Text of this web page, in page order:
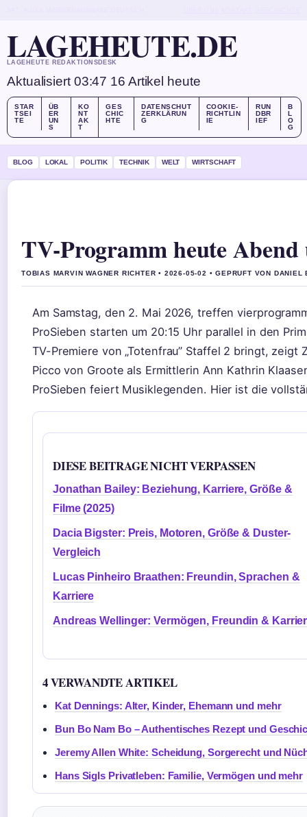
LAGEHEUTE.DE
LAGEHEUTE REDAKTIONSDESK
Aktualisiert 03:47 16 Artikel heute
STAR
TSEI
TE
ÜB
ER
UN
S
KO
NT
AK
T
GES
CHIC
HTE
DATENSCHUT
ZERKLÄRUN
G
COOKIE-
RICHTLIN
IE
RUN
DBR
IEF
B
L
O
G
BLOG LOKAL POLITIK TECHNIK WELT WIRTSCHAFT
TV-Programm heute
TOBIAS MARVIN WAGNER RICHTER • 2026-05-02 • GEPRUFT VON DANIEL
Am Samstag, den 2. Mai 2026, treffen
ProSieben starten um 20:15 Uhr parallel in den
TV-Premiere von „Totenfrau” Staffel 2 bringt, zeigt
Picco von Groote als Ermittlerin Ann Kathrin
ProSieben feiert Musiklegenden. Hier ist die
DIESE BEITRAGE NICHT VERPASSEN
Jonathan Bailey: Beziehung, Karriere, Größe &
Filme (2025)
Dacia Bigster: Preis, Motoren, Größe & Duster-
Vergleich
Lucas Pinheiro Braathen: Freundin, Sprachen &
Karriere
Andreas Wellinger: Vermögen, Freundin &
4 VERWANDTE ARTIKEL
Kat Dennings: Alter, Kinder, Ehemann und mehr
Bun Bo Nam Bo – Authentisches Rezept und
Jeremy Allen White: Scheidung, Sorgerecht und
Hans Sigls Privatleben: Familie, Vermögen und mehr